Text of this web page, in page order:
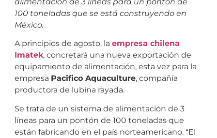
100 toneladas que se está construyendo en
México.
A principios de agosto, la empresa chilena
Imatek, concretará una nueva exportación de
equipamiento de alimentación, esta vez para la
empresa Pacifico Aquaculture, compañía
productora de lubina rayada.
Se trata de un sistema de alimentación de 3
líneas para un pontón de 100 toneladas que
están fabricando en el país norteamericano. “El